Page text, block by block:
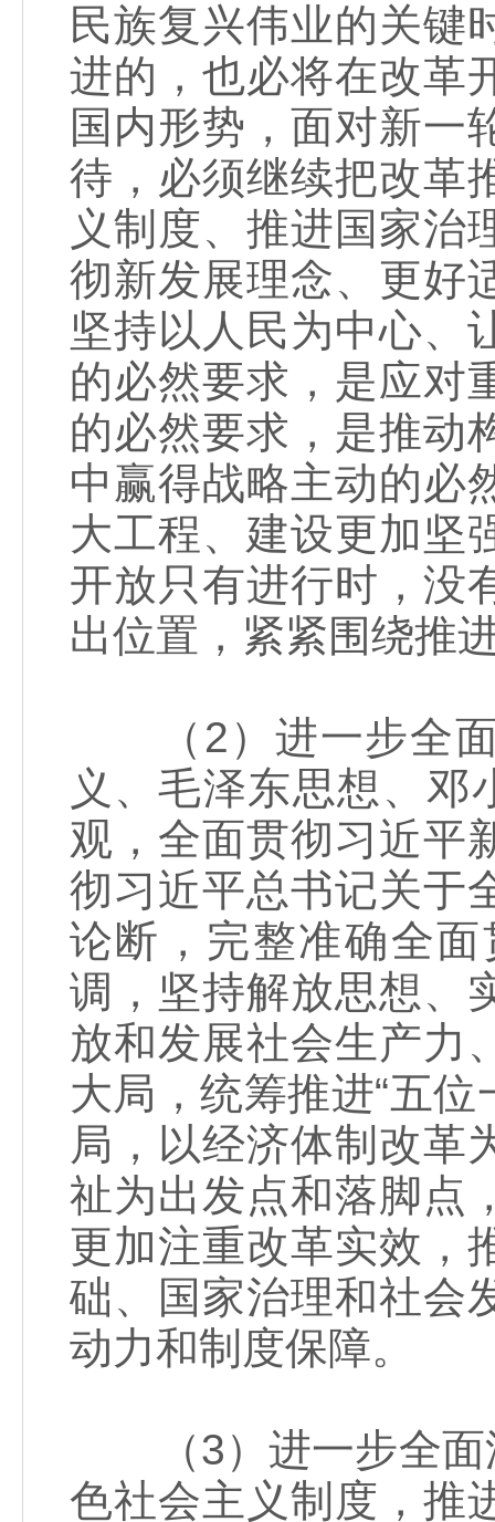
民族复兴伟业的关键
进的，也必将在改革
国内形势，面对新一
待，必须继续把改革
义制度、推进国家治
彻新发展理念、更好
坚持以人民为中心、
的必然要求，是应对
的必然要求，是推动
中赢得战略主动的必
大工程、建设更加坚
开放只有进行时，没
出位置，紧紧围绕推
（2）进一步全面
义、毛泽东思想、邓
观，全面贯彻习近平
彻习近平总书记关于
论断，完整准确全
调，坚持解放思想、
放和发展社会生产力
大局，统筹推进“五位
局，以经济体制改革
祉为出发点和落脚点
更加注重改革实效，
础、国家治理和社会
动力和制度保障。
（3）进一步全面
色社会主义制度，推